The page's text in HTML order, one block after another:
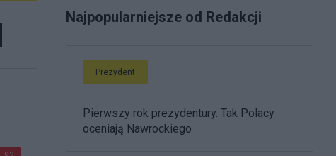
Najpopularniejsze od Redakcji
Prezydent
Pierwszy rok prezydentury. Tak Polacy
oceniają Nawrockiego